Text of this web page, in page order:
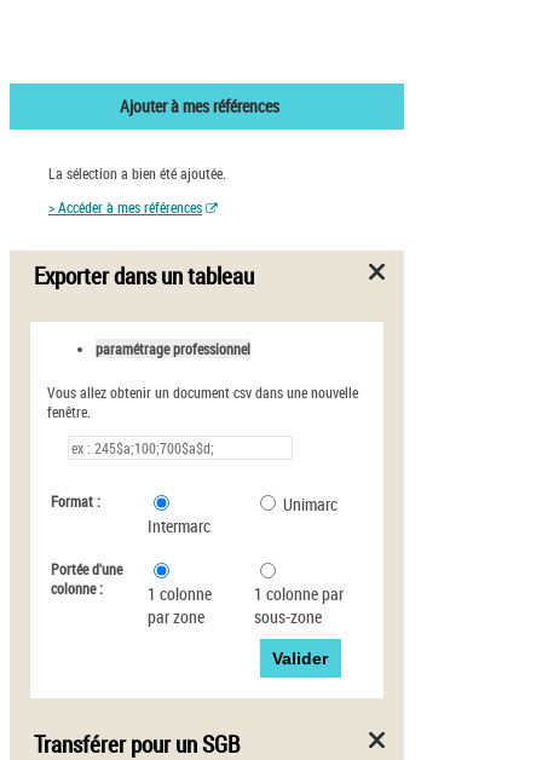
Ajouter à mes références
La sélection a bien été ajoutée.
> Accéder à mes références
Exporter dans un tableau
paramétrage professionnel
Vous allez obtenir un document csv dans une nouvelle
fenêtre.
Format :
Intermarc
Unimarc
Portée d'une
colonne :
1 colonne
par zone
1 colonne par
sous-zone
Transférer pour un SGB